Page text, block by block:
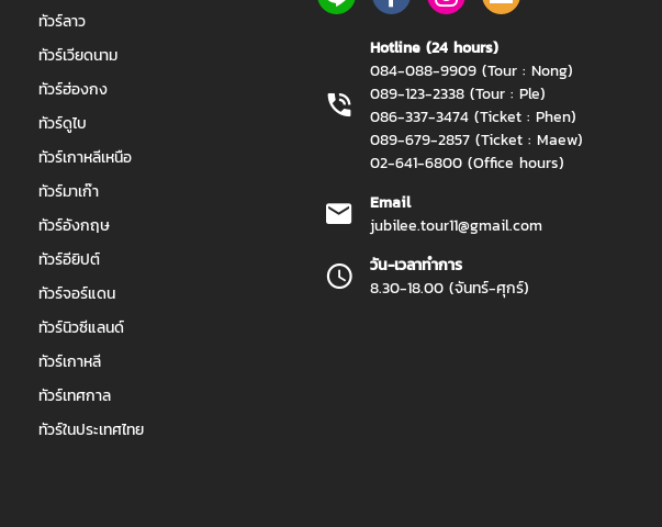
ทัวร์ลาว
ทัวร์เวียดนาม
ทัวร์ฮ่องกง
ทัวร์ดูไบ
ทัวร์เกาหลีเหนือ
ทัวร์มาเก๊า
ทัวร์อังกฤษ
ทัวร์อียิปต์
ทัวร์จอร์แดน
ทัวร์นิวซีแลนด์
ทัวร์เกาหลี
ทัวร์เทศกาล
ทัวร์ในประเทศไทย
Hotline (24 hours)
084-088-9909 (Tour : Nong)
089-123-2338 (Tour : Ple)
086-337-3474 (Ticket : Phen)
089-679-2857 (Ticket : Maew)
02-641-6800 (Office hours)
Email
jubilee.tour11@gmail.com
วัน-เวลาทำการ
8.30-18.00 (จันทร์-ศุกร์)